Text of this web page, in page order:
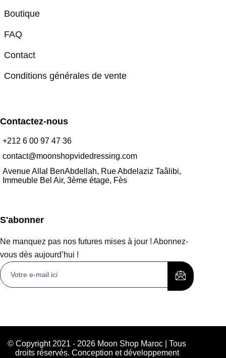
Boutique
FAQ
Contact
Conditions générales de vente
Contactez-nous
+212 6 00 97 47 36
contact@moonshopvidedressing.com
Avenue Allal BenAbdellah, Rue Abdelaziz Taâlibi,
Immeuble Bel Air, 3ème étage, Fès
S'abonner
Ne manquez pas nos futures mises à jour ! Abonnez-
vous dès aujourd’hui !
© Copyright 2021 - 2026 Moon Shop Maroc | Tous
droits réservés. Conception et développement